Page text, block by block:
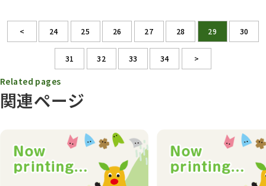
< 24 25 26 27 28 29 30
31 32 33 34 >
関連ページ
Related pages